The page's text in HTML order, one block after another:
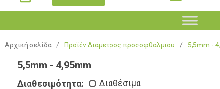
Αρχική σελίδα / Προϊόν Διάμετρος προσοφθάλμιου / 5,5mm -
5,5mm - 4,95mm
Διαθεσιμότητα: Διαθέσιμα